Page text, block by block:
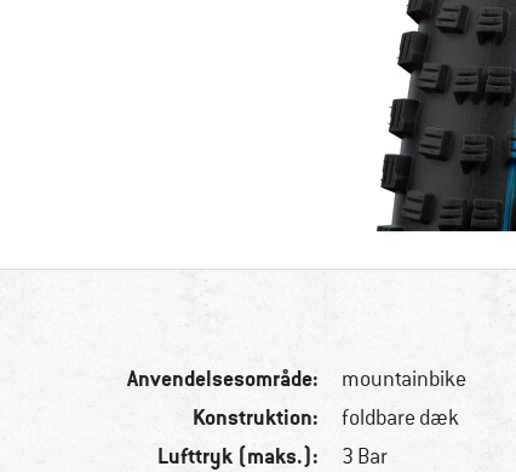
Anvendelsesområde: mountainbike
Konstruktion: foldbare dæk
Lufttryk (maks.): 3 Bar